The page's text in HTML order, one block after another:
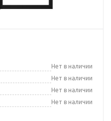
Нет в наличии
Нет в наличии
Нет в наличии
Нет в наличии